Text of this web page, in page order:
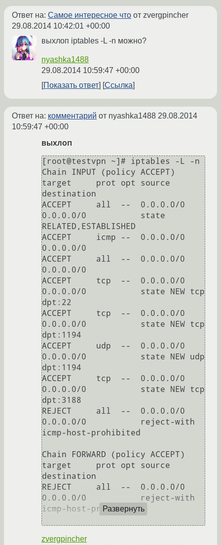
Ответ на: Самое интересное что от zvergpincher
29.08.2014 10:42:01 +00:00
выхлоп iptables -L -n можно?
nyashka1488
29.08.2014 10:59:47 +00:00
Показать ответ
Ссылка
Ответ на: комментарий от nyashka1488 29.08.2014
10:59:47 +00:00
выхлоп
[root@testvpn ~]# iptables -L -n
Chain INPUT (policy ACCEPT)
target     prot opt source
destination
ACCEPT     all  --  0.0.0.0/0
0.0.0.0/0           state
RELATED,ESTABLISHED
ACCEPT     icmp --  0.0.0.0/0
0.0.0.0/0
ACCEPT     all  --  0.0.0.0/0
0.0.0.0/0
ACCEPT     tcp  --  0.0.0.0/0
0.0.0.0/0           state NEW tcp
dpt:22
ACCEPT     tcp  --  0.0.0.0/0
0.0.0.0/0           state NEW tcp
dpt:1194
ACCEPT     udp  --  0.0.0.0/0
0.0.0.0/0           state NEW udp
dpt:1194
ACCEPT     tcp  --  0.0.0.0/0
0.0.0.0/0           state NEW tcp
dpt:3188
REJECT     all  --  0.0.0.0/0
0.0.0.0/0           reject-with
icmp-host-prohibited
Chain FORWARD (policy ACCEPT)
target     prot opt source
destination
REJECT     all  --  0.0.0.0/0
0.0.0.0/0           reject-with
icmp-host-prohibited
Развернуть
zvergpincher